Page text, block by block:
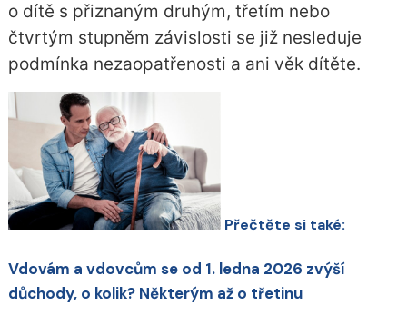
o dítě s přiznaným druhým, třetím nebo
čtvrtým stupněm závislosti se již nesleduje
podmínka nezaopatřenosti a ani věk dítěte.
Přečtěte si také:
Vdovám a vdovcům se od 1. ledna 2026 zvýší
důchody, o kolik? Některým až o třetinu